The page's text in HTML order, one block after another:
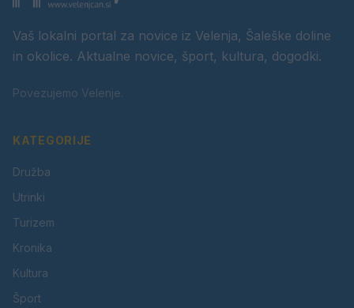
Vaš lokalni portal za novice iz Velenja, Šaleške doline
in okolice. Aktualne novice, šport, kultura, dogodki.
Povezujemo Velenje.
KATEGORIJE
Družba
Utrinki
Turizem
Kronika
Kultura
Šport